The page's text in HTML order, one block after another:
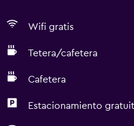
Wifi gratis
Tetera/cafetera
Cafetera
Estacionamiento